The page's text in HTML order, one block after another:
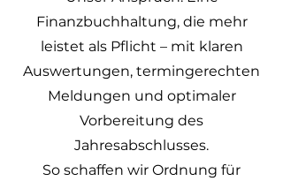
Finanzbuchhaltung, die mehr
leistet als Pflicht – mit klaren
Auswertungen, termingerechten
Meldungen und optimaler
Vorbereitung des
Jahresabschlusses.
So schaffen wir Ordnung für